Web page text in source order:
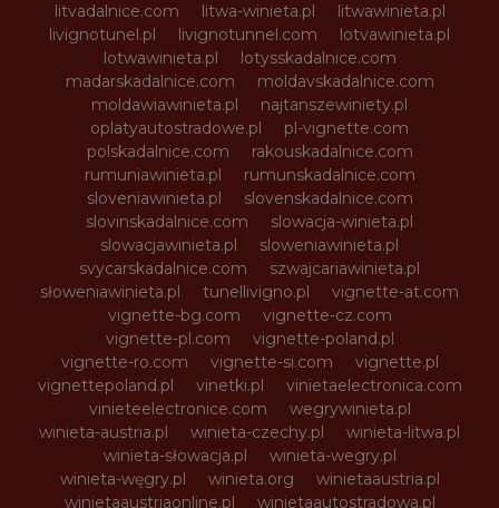
litvadalnice.com
litwa-winieta.pl
litwawinieta.pl
livignotunel.pl
livignotunnel.com
lotvawinieta.pl
lotwawinieta.pl
lotysskadalnice.com
madarskadalnice.com
moldavskadalnice.com
moldawiawinieta.pl
najtanszewiniety.pl
oplatyautostradowe.pl
pl-vignette.com
polskadalnice.com
rakouskadalnice.com
rumuniawinieta.pl
rumunskadalnice.com
sloveniawinieta.pl
slovenskadalnice.com
slovinskadalnice.com
slowacja-winieta.pl
slowacjawinieta.pl
sloweniawinieta.pl
svycarskadalnice.com
szwajcariawinieta.pl
słoweniawinieta.pl
tunellivigno.pl
vignette-at.com
vignette-bg.com
vignette-cz.com
vignette-pl.com
vignette-poland.pl
vignette-ro.com
vignette-si.com
vignette.pl
vignettepoland.pl
vinetki.pl
vinietaelectronica.com
vinieteelectronice.com
wegrywinieta.pl
winieta-austria.pl
winieta-czechy.pl
winieta-litwa.pl
winieta-słowacja.pl
winieta-wegry.pl
winieta-węgry.pl
winieta.org
winietaaustria.pl
winietaaustriaonline.pl
winietaautostradowa.pl